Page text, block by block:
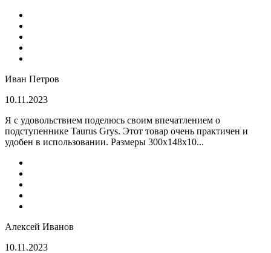
Иван Петров
10.11.2023
Я с удовольствием поделюсь своим впечатлением о
подступеннике Taurus Grys. Этот товар очень практичен и
удобен в использовании. Размеры 300х148х10...
Алексей Иванов
10.11.2023